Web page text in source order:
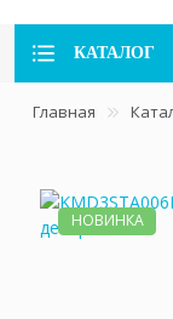
КАТАЛОГ
Главная
НОВИНКА